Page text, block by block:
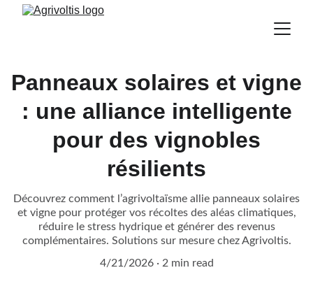
Panneaux solaires et vigne
: une alliance intelligente
pour des vignobles
résilients
Découvrez comment l’agrivoltaïsme allie panneaux solaires
et vigne pour protéger vos récoltes des aléas climatiques,
réduire le stress hydrique et générer des revenus
complémentaires. Solutions sur mesure chez Agrivoltis.
4/21/2026
2 min read